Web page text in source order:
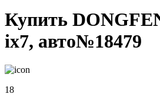
Купить
ix7, авто№18479
18